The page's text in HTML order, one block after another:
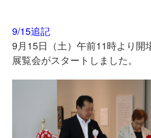
9/15追記
9月15日（土）午前11時より開
展覧会がスタートしました。